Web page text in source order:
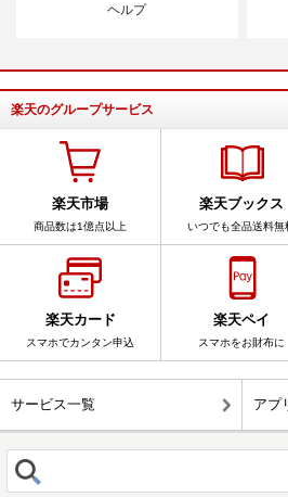
ヘルプ
楽天のグループサービス
楽天市場
商品数は1億点以上
楽天ブックス
いつでも全品送料無
楽天カード
スマホでカンタン申込
楽天ペイ
スマホをお財布に
サービス一覧 アプ